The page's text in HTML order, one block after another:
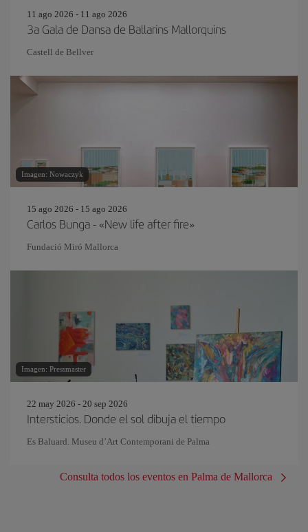
11 ago 2026 - 11 ago 2026
3a Gala de Dansa de Ballarins Mallorquins
Castell de Bellver
Imagen: Nowaczyk
15 ago 2026 - 15 ago 2026
Carlos Bunga - «New life after fire»
Fundació Miró Mallorca
Imagen: Pressmaster
22 may 2026 - 20 sep 2026
Intersticios. Donde el sol dibuja el tiempo
Es Baluard. Museu d’Art Contemporani de Palma
Consulta todos los eventos en Palma de Mallorca